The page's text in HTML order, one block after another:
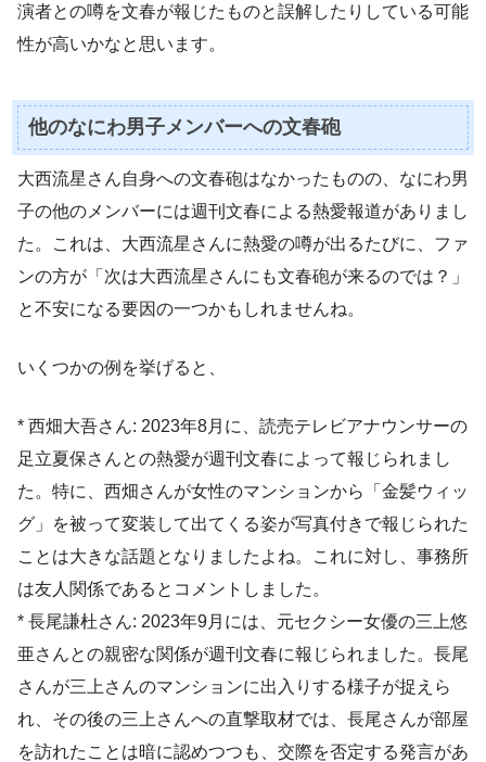
演者との噂を文春が報じたものと誤解したりしている可能
性が高いかなと思います。
他のなにわ男子メンバーへの文春砲
大西流星さん自身への文春砲はなかったものの、なにわ男
子の他のメンバーには週刊文春による熱愛報道がありまし
た。これは、大西流星さんに熱愛の噂が出るたびに、ファ
ンの方が「次は大西流星さんにも文春砲が来るのでは？」
と不安になる要因の一つかもしれませんね。
いくつかの例を挙げると、
* 西畑大吾さん: 2023年8月に、読売テレビアナウンサーの
足立夏保さんとの熱愛が週刊文春によって報じられまし
た。特に、西畑さんが女性のマンションから「金髪ウィッ
グ」を被って変装して出てくる姿が写真付きで報じられた
ことは大きな話題となりましたよね。これに対し、事務所
は友人関係であるとコメントしました。
* 長尾謙杜さん: 2023年9月には、元セクシー女優の三上悠
亜さんとの親密な関係が週刊文春に報じられました。長尾
さんが三上さんのマンションに出入りする様子が捉えら
れ、その後の三上さんへの直撃取材では、長尾さんが部屋
を訪れたことは暗に認めつつも、交際を否定する発言があ